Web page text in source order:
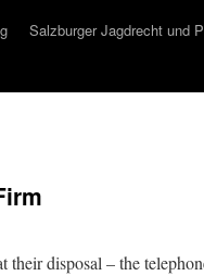
Salzburger Jagdrecht und
disposal – the